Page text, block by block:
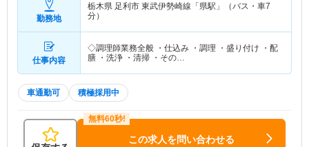
勤務地
栃木県 足利市 東武伊勢崎線「県駅」（バス・車7
分）
仕事内容
◇調理師業務全般 ・仕込み ・調理 ・盛り付け ・配
膳 ・洗浄 ・清掃 ・その…
車通勤可 積極採用中
この求人を問い合わせる